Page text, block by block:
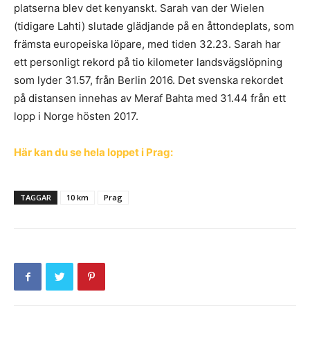
platserna blev det kenyanskt. Sarah van der Wielen
(tidigare Lahti) slutade glädjande på en åttondeplats, som
främsta europeiska löpare, med tiden 32.23. Sarah har
ett personligt rekord på tio kilometer landsvägslöpning
som lyder 31.57, från Berlin 2016. Det svenska rekordet
på distansen innehas av Meraf Bahta med 31.44 från ett
lopp i Norge hösten 2017.
Här kan du se hela loppet i Prag:
TAGGAR 10 km Prag